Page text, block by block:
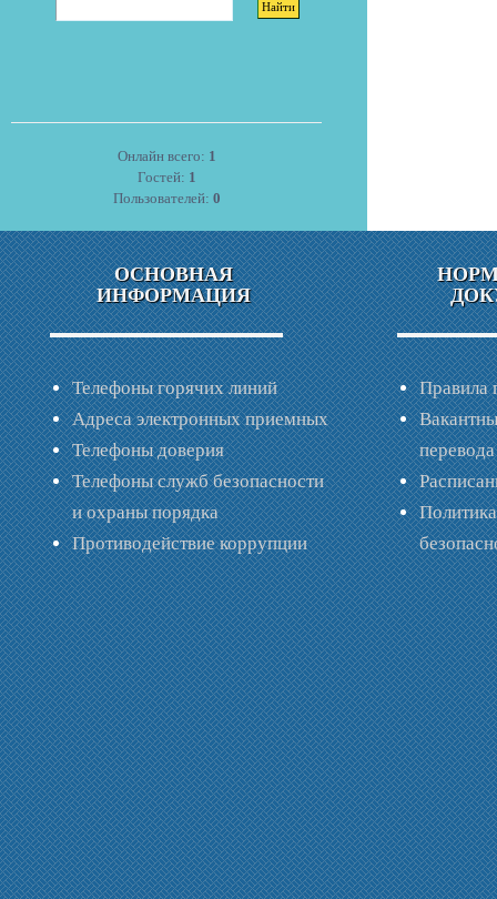
Онлайн всего: 1
Гостей: 1
Пользователей: 0
ОСНОВНАЯ
ИНФОРМАЦИЯ
Телефоны горячих линий
Адреса электронных приемных
Телефоны доверия
Телефоны служб безопасности
и охраны порядка
Противодействие коррупции
Правила
перевода